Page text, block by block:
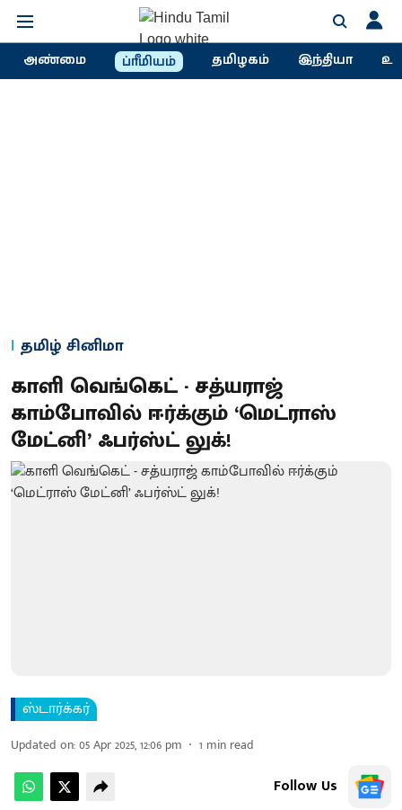
அண்மை ப்ரீமியம் தமிழகம் இந்தியா
தமிழ் சினிமா
காளி வெங்கெட் - சத்யராஜ்
காம்போவில் ஈர்க்கும் ‘மெட்ராஸ்
மேட்னி’ ஃபர்ஸ்ட் லுக்!
ஸ்டார்க்கர்
Updated on:05 Apr 2025, 12:06 pm 1 min read
Follow Us